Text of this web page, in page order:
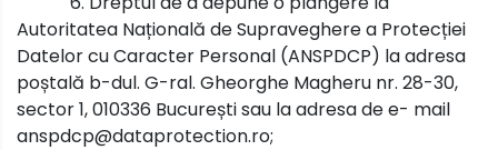
Autoritatea Națională de Supraveghere a Protecției
Datelor cu Caracter Personal (ANSPDCP) la adresa
poștală b-dul. G-ral. Gheorghe Magheru nr. 28-30,
sector 1, 010336 București sau la adresa de e- mail
anspdcp@dataprotection.ro;